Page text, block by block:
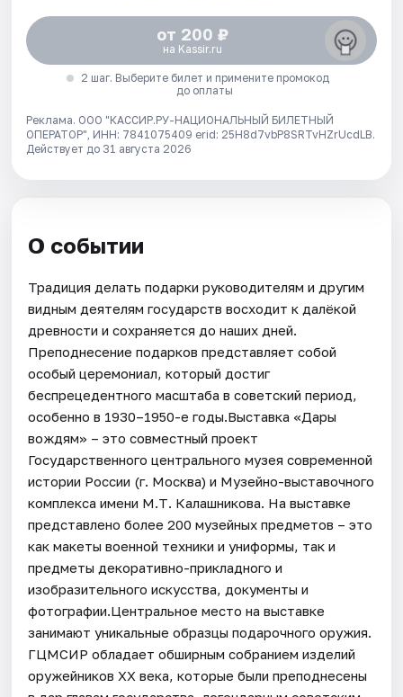
от 200 ₽
на Kassir.ru
2 шаг. Выберите билет и примените промокод
до оплаты
Реклама. ООО "КАССИР.РУ-НАЦИОНАЛЬНЫЙ БИЛЕТНЫЙ
ОПЕРАТОР", ИНН: 7841075409 erid: 25H8d7vbP8SRTvHZrUcdLB.
Действует до 31 августа 2026
О событии
Традиция делать подарки руководителям и другим
видным деятелям государств восходит к далёкой
древности и сохраняется до наших дней.
Преподнесение подарков представляет собой
особый церемониал, который достиг
беспрецедентного масштаба в советский период,
особенно в 1930–1950-е годы.Выставка «Дары
вождям» – это совместный проект
Государственного центрального музея современной
истории России (г. Москва) и Музейно-выставочного
комплекса имени М.Т. Калашникова. На выставке
представлено более 200 музейных предметов – это
как макеты военной техники и униформы, так и
предметы декоративно-прикладного и
изобразительного искусства, документы и
фотографии.Центральное место на выставке
занимают уникальные образцы подарочного оружия.
ГЦМСИР обладает обширным собранием изделий
оружейников ХХ века, которые были преподнесены